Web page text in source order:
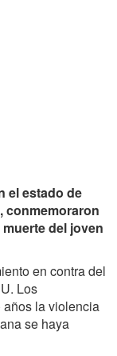
el estado de
conmemoraron
del joven
en contra del
Los
años la violencia
se haya